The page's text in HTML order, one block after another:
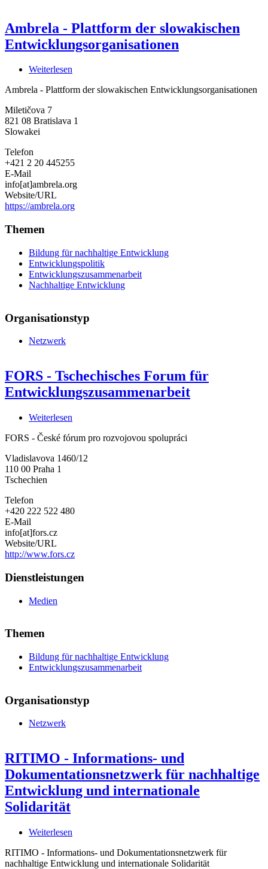
Ambrela - Plattform der slowakischen
Entwicklungsorganisationen
Weiterlesen
-
slowakischen
Ambrela - Plattform der slowakischen Entwicklungsorganisationen
Miletičova 7
821 08 Bratislava 1
Slowakei
Telefon
+421 2 20 445255
E-Mail
info[at]ambrela.org
Website/URL
https://ambrela.org
Themen
Bildung für nachhaltige Entwicklung
Entwicklungspolitik
Entwicklungszusammenarbeit
Nachhaltige Entwicklung
Organisationstyp
Netzwerk
FORS - Tschechisches Forum für
Entwicklungszusammenarbeit
Weiterlesen
-
Forum
FORS - České fórum pro rozvojovou spolupráci
Vladislavova 1460/12
110 00 Praha 1
Tschechien
Telefon
+420 222 522 480
E-Mail
info[at]fors.cz
Website/URL
http://www.fors.cz
Dienstleistungen
Medien
Themen
Bildung für nachhaltige Entwicklung
Entwicklungszusammenarbeit
Organisationstyp
Netzwerk
RITIMO - Informations- und
Dokumentationsnetzwerk für nachhaltige
Entwicklung und internationale
Solidarität
Weiterlesen
-
Informations-
RITIMO - Informations- und Dokumentationsnetzwerk für
nachhaltige Entwicklung und internationale Solidarität